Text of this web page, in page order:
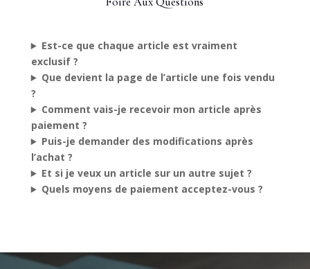
Est-ce que chaque article est vraiment
exclusif ?
Que devient la page de l’article une fois vendu
?
Comment vais-je recevoir mon article après
paiement ?
Puis-je demander des modifications après
l’achat ?
Et si je veux un article sur un autre sujet ?
Quels moyens de paiement acceptez-vous ?